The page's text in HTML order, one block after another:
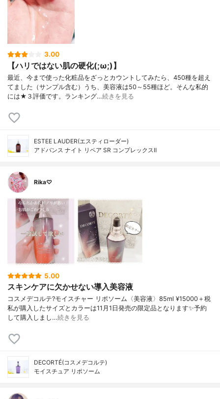
3.00
【ハリではない肌の硬化(;ω;)】
最近、今まで使った化粧品をざっとカウントしてみたら、450種を超え
てました（サンプル含む）うち、美容液は50～55種ほど。そんな私的
には★３評価です。ランキング…続きを見る
ESTEE LAUDER(エスティローダー)
アドバンス ナイト リペア SR コンプレックスⅡ
Rika♡
5.00
スキンケアに欠かせない導入美容液
コスメデコルテ?モイスチャー リポソーム〈美容液〉85ml ¥15000＋税
私が購入したサイズとカラーは11月1日発売の限定品となります✨予約
して購入しまし…続きを見る
DECORTÉ(コスメデコルテ)
モイスチュア リポソーム